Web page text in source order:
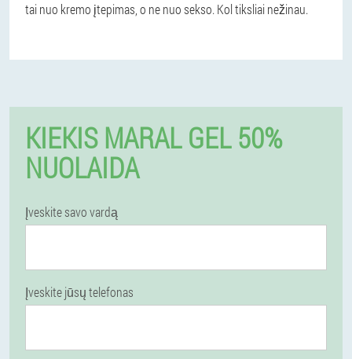
tai nuo kremo įtepimas, o ne nuo sekso. Kol tiksliai nežinau.
KIEKIS MARAL GEL 50%
NUOLAIDA
Įveskite savo vardą
Įveskite jūsų telefonas